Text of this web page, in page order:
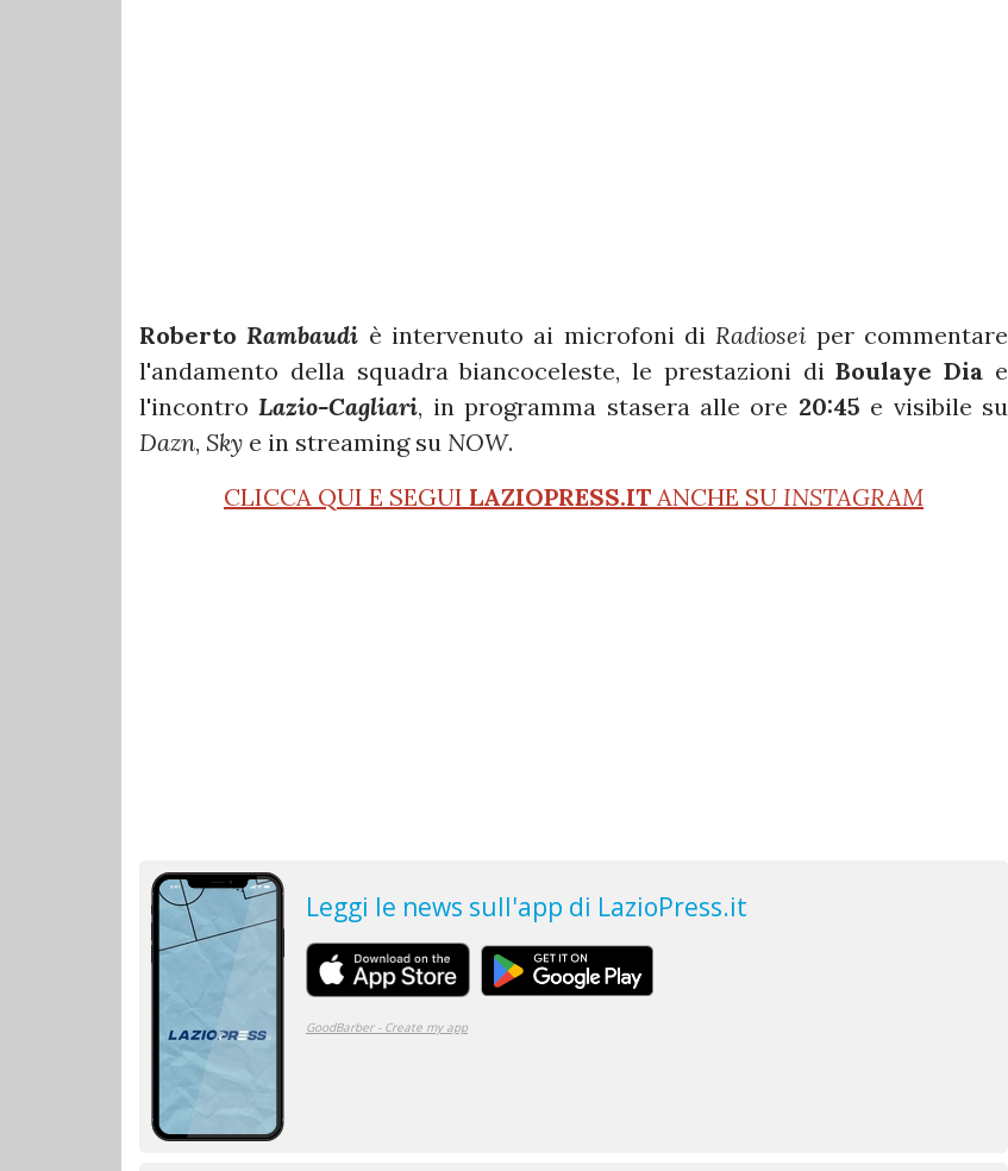
Roberto Rambaudi è intervenuto ai microfoni di Radiosei per commentare
l'andamento della squadra biancoceleste, le prestazioni diBoulaye Dia e
l'incontro Lazio-Cagliari, in programma stasera alle ore 20:45 e visibile su
Dazn, Sky e in streaming su NOW.
CLICCA QUI E SEGUI LAZIOPRESS.IT ANCHE SU INSTAGRAM